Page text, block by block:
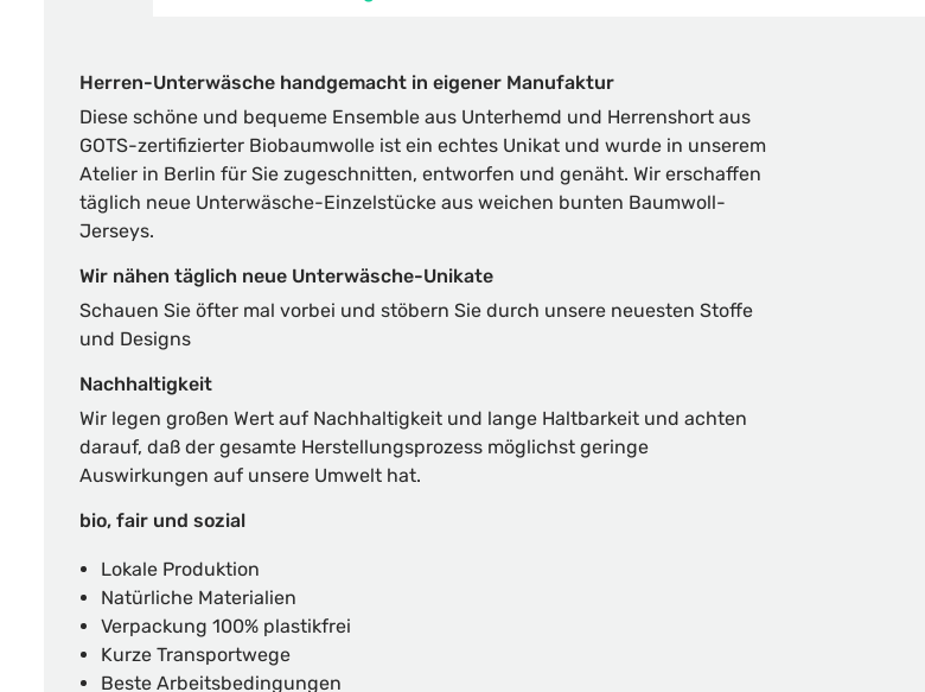
Herren-Unterwäsche handgemacht in eigener Manufaktur
Diese schöne und bequeme Ensemble aus Unterhemd und Herrenshort aus
GOTS-zertifizierter Biobaumwolle ist ein echtes Unikat und wurde in unserem
Atelier in Berlin für Sie zugeschnitten, entworfen und genäht. Wir erschaffen
täglich neue Unterwäsche-Einzelstücke aus weichen bunten Baumwoll-
Jerseys.
Wir nähen täglich neue Unterwäsche-Unikate
Schauen Sie öfter mal vorbei und stöbern Sie durch unsere neuesten Stoffe
und Designs
Nachhaltigkeit
Wir legen großen Wert auf Nachhaltigkeit und lange Haltbarkeit und achten
darauf, daß der gesamte Herstellungsprozess möglichst geringe
Auswirkungen auf unsere Umwelt hat.
bio, fair und sozial
Lokale Produktion
Natürliche Materialien
Verpackung 100% plastikfrei
Kurze Transportwege
Beste Arbeitsbedingungen